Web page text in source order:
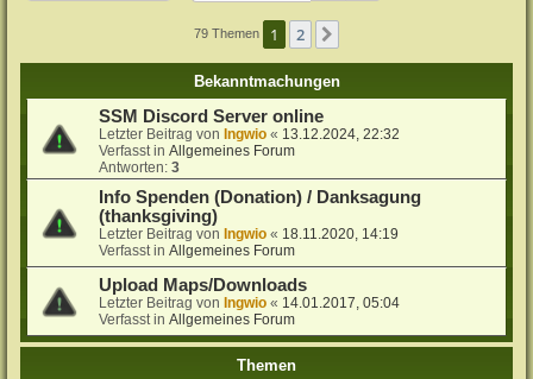
79 Themen 1 2
Bekanntmachungen
SSM Discord Server online
Letzter Beitrag von Ingwio « 13.12.2024, 22:32
Verfasst inAllgemeines Forum
Antworten:3
Info Spenden (Donation) / Danksagung
(thanksgiving)
Letzter Beitrag von Ingwio « 18.11.2020, 14:19
Verfasst inAllgemeines Forum
Upload Maps/Downloads
Letzter Beitrag von Ingwio « 14.01.2017, 05:04
Verfasst inAllgemeines Forum
Themen